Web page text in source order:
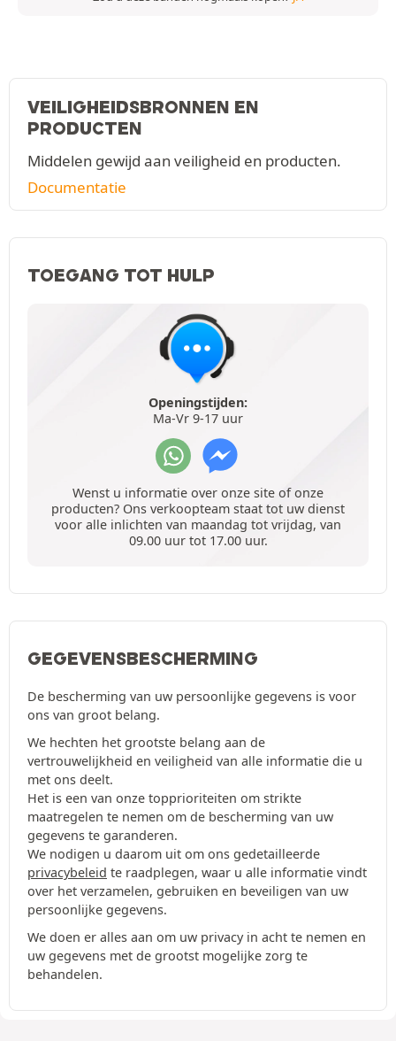
VEILIGHEIDSBRONNEN EN
PRODUCTEN
Middelen gewijd aan veiligheid en producten.
Documentatie
TOEGANG TOT HULP
Openingstijden:
Ma-Vr 9-17 uur
Wenst u informatie over onze site of onze
producten? Ons verkoopteam staat tot uw dienst
voor alle inlichten van maandag tot vrijdag, van
09.00 uur tot 17.00 uur.
GEGEVENSBESCHERMING
De bescherming van uw persoonlijke gegevens is voor
ons van groot belang.
We hechten het grootste belang aan de
vertrouwelijkheid en veiligheid van alle informatie die u
met ons deelt.
Het is een van onze topprioriteiten om strikte
maatregelen te nemen om de bescherming van uw
gegevens te garanderen.
We nodigen u daarom uit om ons gedetailleerde
privacybeleid te raadplegen, waar u alle informatie vindt
over het verzamelen, gebruiken en beveiligen van uw
persoonlijke gegevens.
We doen er alles aan om uw privacy in acht te nemen en
uw gegevens met de grootst mogelijke zorg te
behandelen.